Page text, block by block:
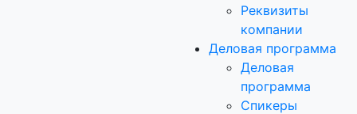
Реквизиты
компании
Деловая программа
Деловая
программа
Спикеры